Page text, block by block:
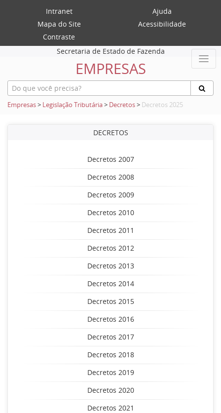
Intranet
Ajuda
Mapa do Site
Acessibilidade
Contraste
Secretaria de Estado de Fazenda
EMPRESAS
Empresas> Legislação Tributária> Decretos> Decretos 2025
DECRETOS
Decretos 2007
Decretos 2008
Decretos 2009
Decretos 2010
Decretos 2011
Decretos 2012
Decretos 2013
Decretos 2014
Decretos 2015
Decretos 2016
Decretos 2017
Decretos 2018
Decretos 2019
Decretos 2020
Decretos 2021